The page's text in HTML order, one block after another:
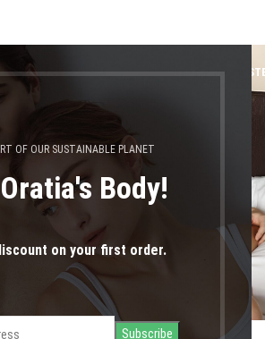
OF OUR SUSTAINABLE PLANET
Body!
on your first order.
0,00€ LOGIN /
unisex
με ετικέτα “κάλτσες unisex”
θα